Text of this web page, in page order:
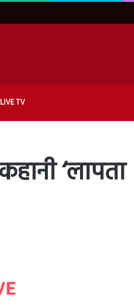
LIVE TV
‘लापता